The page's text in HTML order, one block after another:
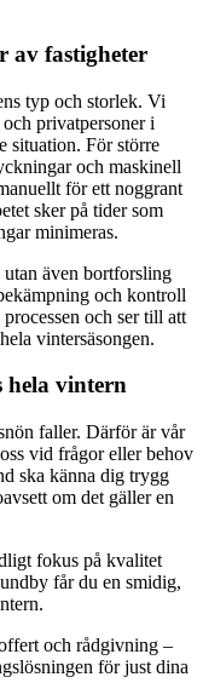
av fastigheter
typ och storlek. Vi
privatpersoner i
situation. För större
och maskinell
för ett noggrant
sker på tider som
minimeras.
även bortforsling
och kontroll
och ser till att
vintersäsongen.
hela vintern
faller. Därför är vår
vid frågor eller behov
ska känna dig trygg
om det gäller en
fokus på kvalitet
får du en smidig,
och rådgivning –
för just dina